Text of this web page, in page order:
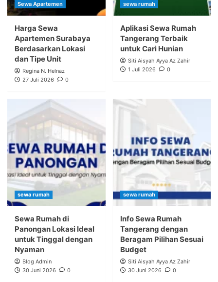
Sewa Apartemen
Harga Sewa
Apartemen Surabaya
Berdasarkan Lokasi
dan Tipe Unit
Regina N. Helnaz
27 Juli 2026
0
sewa rumah
Aplikasi Sewa Rumah
Tangerang Terbaik
untuk Cari Hunian
Siti Aisyah Ayya Az Zahir
1 Juli 2026
0
sewa rumah
Sewa Rumah di
Panongan Lokasi Ideal
untuk Tinggal dengan
Nyaman
Blog Admin
30 Juni 2026
0
sewa rumah
Info Sewa Rumah
Tangerang dengan
Beragam Pilihan Sesuai
Budget
Siti Aisyah Ayya Az Zahir
30 Juni 2026
0